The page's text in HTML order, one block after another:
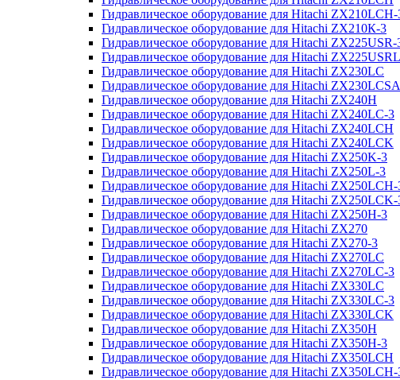
Гидравлическое оборудование для Hitachi ZX210LCH-
Гидравлическое оборудование для Hitachi ZX210К-3
Гидравлическое оборудование для Hitachi ZX225USR-
Гидравлическое оборудование для Hitachi
Гидравлическое оборудование для Hitachi ZX230LC
Гидравлическое оборудование для Hitachi ZX230LCSA
Гидравлическое оборудование для Hitachi ZX240H
Гидравлическое оборудование для Hitachi ZX240LC-3
Гидравлическое оборудование для Hitachi ZX240LCH
Гидравлическое оборудование для Hitachi ZX240LCK
Гидравлическое оборудование для Hitachi ZX250K-3
Гидравлическое оборудование для Hitachi ZX250L-3
Гидравлическое оборудование для Hitachi ZX250LCH-
Гидравлическое оборудование для Hitachi ZX250LCK-
Гидравлическое оборудование для Hitachi ZX250Н-3
Гидравлическое оборудование для Hitachi ZX270
Гидравлическое оборудование для Hitachi ZX270-3
Гидравлическое оборудование для Hitachi ZX270LC
Гидравлическое оборудование для Hitachi ZX270LC-3
Гидравлическое оборудование для Hitachi ZX330LC
Гидравлическое оборудование для Hitachi ZX330LC-3
Гидравлическое оборудование для Hitachi ZX330LCK
Гидравлическое оборудование для Hitachi ZX350H
Гидравлическое оборудование для Hitachi ZX350H-3
Гидравлическое оборудование для Hitachi ZX350LCH
Гидравлическое оборудование для Hitachi ZX350LCH-